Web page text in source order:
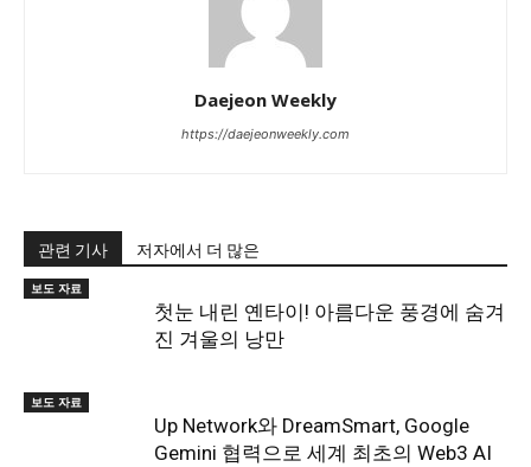
Daejeon Weekly
https://daejeonweekly.com
관련 기사 저자에서 더 많은
보도 자료
첫눈 내린 옌타이! 아름다운 풍경에 숨겨
진 겨울의 낭만
보도 자료
Up Network와 DreamSmart, Google
Gemini 협력으로 세계 최초의 Web3 AI